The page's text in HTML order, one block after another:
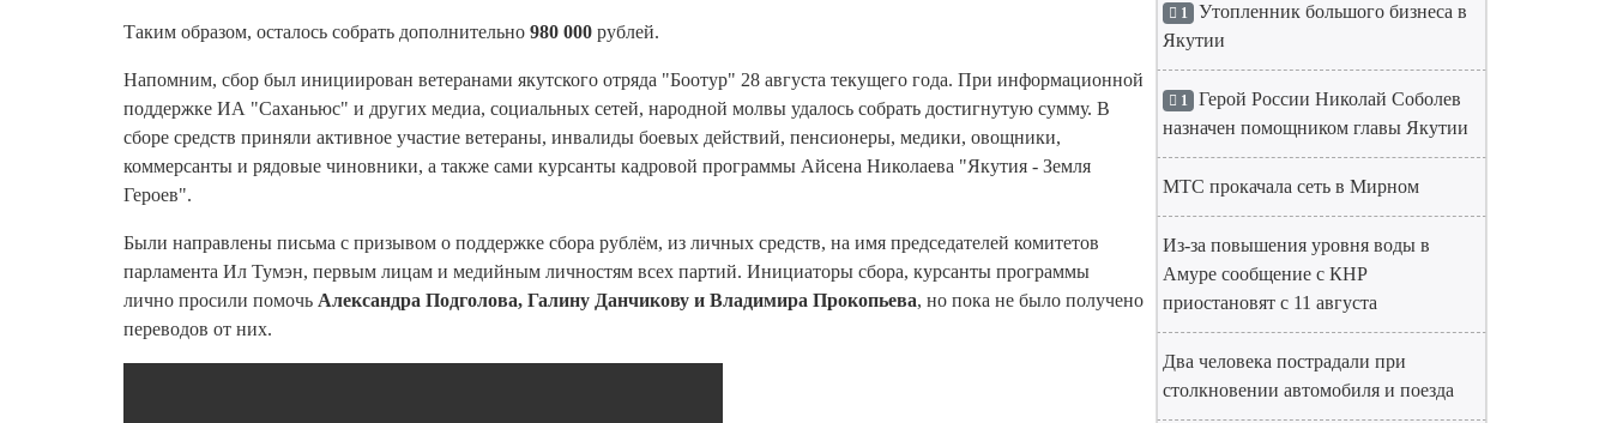
Таким образом, осталось собрать дополнительно 980 000 рублей.
Напомним, сбор был инициирован ветеранами якутского отряда "Боотур" 28 августа текущего года. При информационной
поддержке ИА "Саханьюс" и других медиа, социальных сетей, народной молвы удалось собрать достигнутую сумму. В
сборе средств приняли активное участие ветераны, инвалиды боевых действий, пенсионеры, медики, овощники,
коммерсанты и рядовые чиновники, а также сами курсанты кадровой программы Айсена Николаева "Якутия - Земля
Героев".
Были направлены письма с призывом о поддержке сбора рублём, из личных средств, на имя председателей комитетов
парламента Ил Тумэн, первым лицам и медийным личностям всех партий. Инициаторы сбора, курсанты программы
лично просили помочь Александра Подголова, Галину Данчикову и Владимира Прокопьева, но пока не было получено
переводов от них.
1 Утопленник большого бизнеса в
Якутии
1 Герой России Николай Соболев
назначен помощником главы Якутии
МТС прокачала сеть в Мирном
Из-за повышения уровня воды в
Амуре сообщение с КНР
приостановят с 11 августа
Два человека пострадали при
столкновении автомобиля и поезда